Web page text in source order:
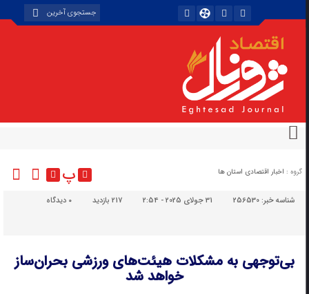
گروه : اخبار اقتصادی استان ها پ
شناسه خبر:256530 31 جولای 2025 - 2:54 217 بازدید دیدگاه
بی‌توجهی به مشکلات هیئت‌های ورزشی بحران‌ساز
خواهد شد